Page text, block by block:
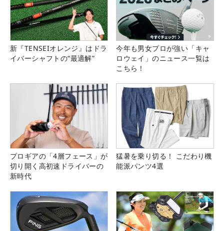
新『TENSEIオレンジ』はドラ
イバーシャフトの“最適解”
今年も男女プロが強い「キャ
ロウェイ」のニュース一覧は
こちら！
プロギアの「4層フェース」が
切り開く高初速ドライバーの
新時代
猛暑を乗り切る！ こだわり機
能派パンツ4選